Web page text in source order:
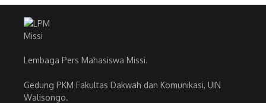
Lembaga Pers Mahasiswa Missi.
Gedung PKM Fakultas Dakwah dan Komunikasi, UIN
Walisongo.